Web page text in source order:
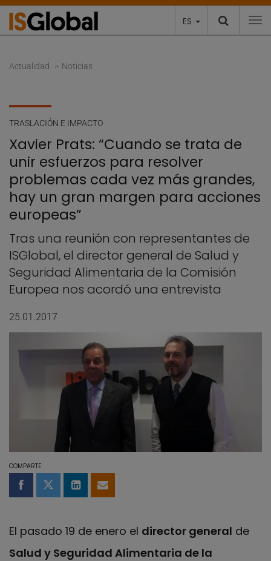
ES
Actualidad Noticias
TRASLACIÓN E IMPACTO
Xavier Prats: “Cuando se trata de
unir esfuerzos para resolver
problemas cada vez más grandes,
hay un gran margen para acciones
europeas”
Tras una reunión con representantes de
ISGlobal, el director general de Salud y
Seguridad Alimentaria de la Comisión
Europea nos acordó una entrevista
25.01.2017
COMPARTE
Compartir en Facebook
Compartir en Twitter
Compartir en LinkedIn
Compartir por email
El pasado 19 de enero el director general de
Salud y Seguridad Alimentaria de la